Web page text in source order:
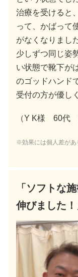
治療を受けると
って、かばって
がなくなりまし
少しずつ同じ姿
い状態で靴下が
のゴッドハンド
受付の方が優し
（Y K様 60代
※効果には個人差があ
「ソフトな
伸びました！